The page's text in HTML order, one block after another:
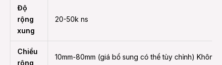
Độ
rộng
xung
20-50k ns
Chiều
rộng
10mm-80mm (giá bổ sung có thể tùy chỉnh) Không